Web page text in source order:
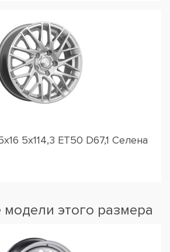
5x114,3 ET50 D67,1 Селена
этого размера